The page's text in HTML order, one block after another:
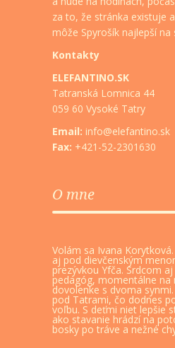
za to, že stránka existuje
môže Spyrošík najlepší na
Kontakty
ELEFANTINO.SK
Tatranská Lomnica 44
059 60 Vysoké Tatry
Email: info@elefantino.sk
Fax: +421-52-2301630
O mne
Volám sa Ivana
aj pod dievčenským
prezývkou Yfča. Srdcom
pedagóg, momentálne na
dovolenke s dvoma
pod Tatrami, čo dodnes
voľbu. S deťmi niet lepšie
ako stavanie hrádzí na
bosky po tráve a nežné